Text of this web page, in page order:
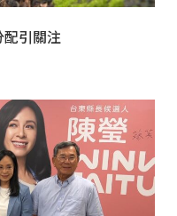
配引關注